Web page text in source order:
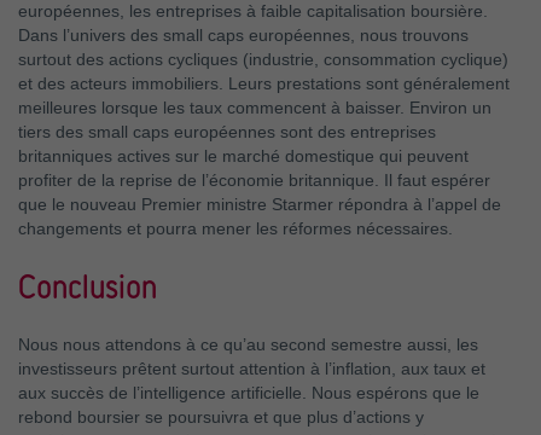
européennes, les entreprises à faible capitalisation boursière.
Dans l’univers des small caps européennes, nous trouvons
surtout des actions cycliques (industrie, consommation cyclique)
et des acteurs immobiliers. Leurs prestations sont généralement
meilleures lorsque les taux commencent à baisser. Environ un
tiers des small caps européennes sont des entreprises
britanniques actives sur le marché domestique qui peuvent
profiter de la reprise de l’économie britannique. Il faut espérer
que le nouveau Premier ministre Starmer répondra à l’appel de
changements et pourra mener les réformes nécessaires.
Conclusion
Nous nous attendons à ce qu’au second semestre aussi, les
investisseurs prêtent surtout attention à l’inflation, aux taux et
aux succès de l’intelligence artificielle. Nous espérons que le
rebond boursier se poursuivra et que plus d’actions y